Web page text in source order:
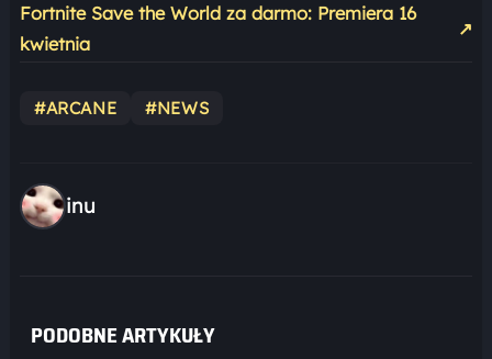
Fortnite Save the World za darmo: Premiera 16
kwietnia
↗
#ARCANE #NEWS
inu
PODOBNE ARTYKUŁY